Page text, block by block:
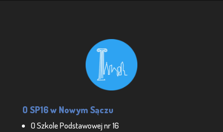
O SP16 w Nowym Sączu
O Szkole Podstawowej nr 16